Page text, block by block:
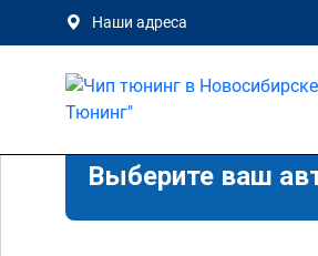
Наши адреса
Выберите ваш